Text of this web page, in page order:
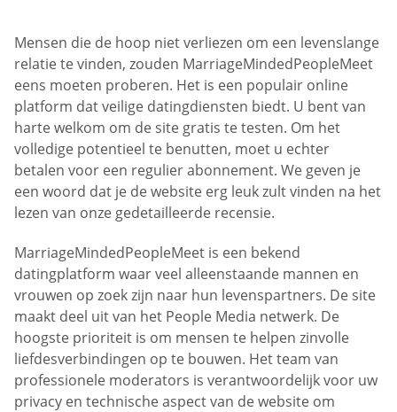
Mensen die de hoop niet verliezen om een levenslange
relatie te vinden, zouden MarriageMindedPeopleMeet
eens moeten proberen. Het is een populair online
platform dat veilige datingdiensten biedt. U bent van
harte welkom om de site gratis te testen. Om het
volledige potentieel te benutten, moet u echter
betalen voor een regulier abonnement. We geven je
een woord dat je de website erg leuk zult vinden na het
lezen van onze gedetailleerde recensie.
MarriageMindedPeopleMeet is een bekend
datingplatform waar veel alleenstaande mannen en
vrouwen op zoek zijn naar hun levenspartners. De site
maakt deel uit van het People Media netwerk. De
hoogste prioriteit is om mensen te helpen zinvolle
liefdesverbindingen op te bouwen. Het team van
professionele moderators is verantwoordelijk voor uw
privacy en technische aspect van de website om